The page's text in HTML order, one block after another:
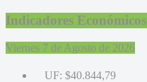
Indicadores Económicos
Viernes 7 de Agosto de 2026
UF: $40.844,79